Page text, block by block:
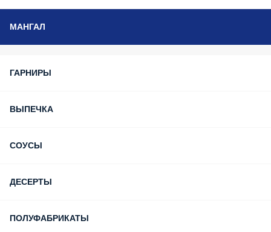
МАНГАЛ
ГАРНИРЫ
ВЫПЕЧКА
СОУСЫ
ДЕСЕРТЫ
ПОЛУФАБРИКАТЫ